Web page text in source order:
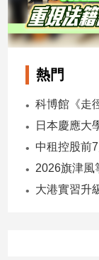
座/
命
理
消
健
子/
熱門
日本慶應大